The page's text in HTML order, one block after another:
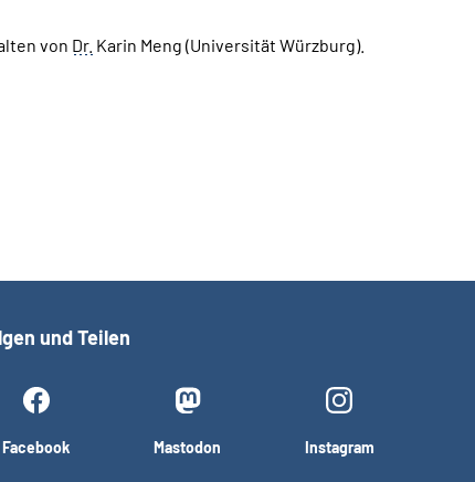
von Dr. Karin Meng (Universität Würzburg).
und Teilen
Facebook Mastodon Instagram